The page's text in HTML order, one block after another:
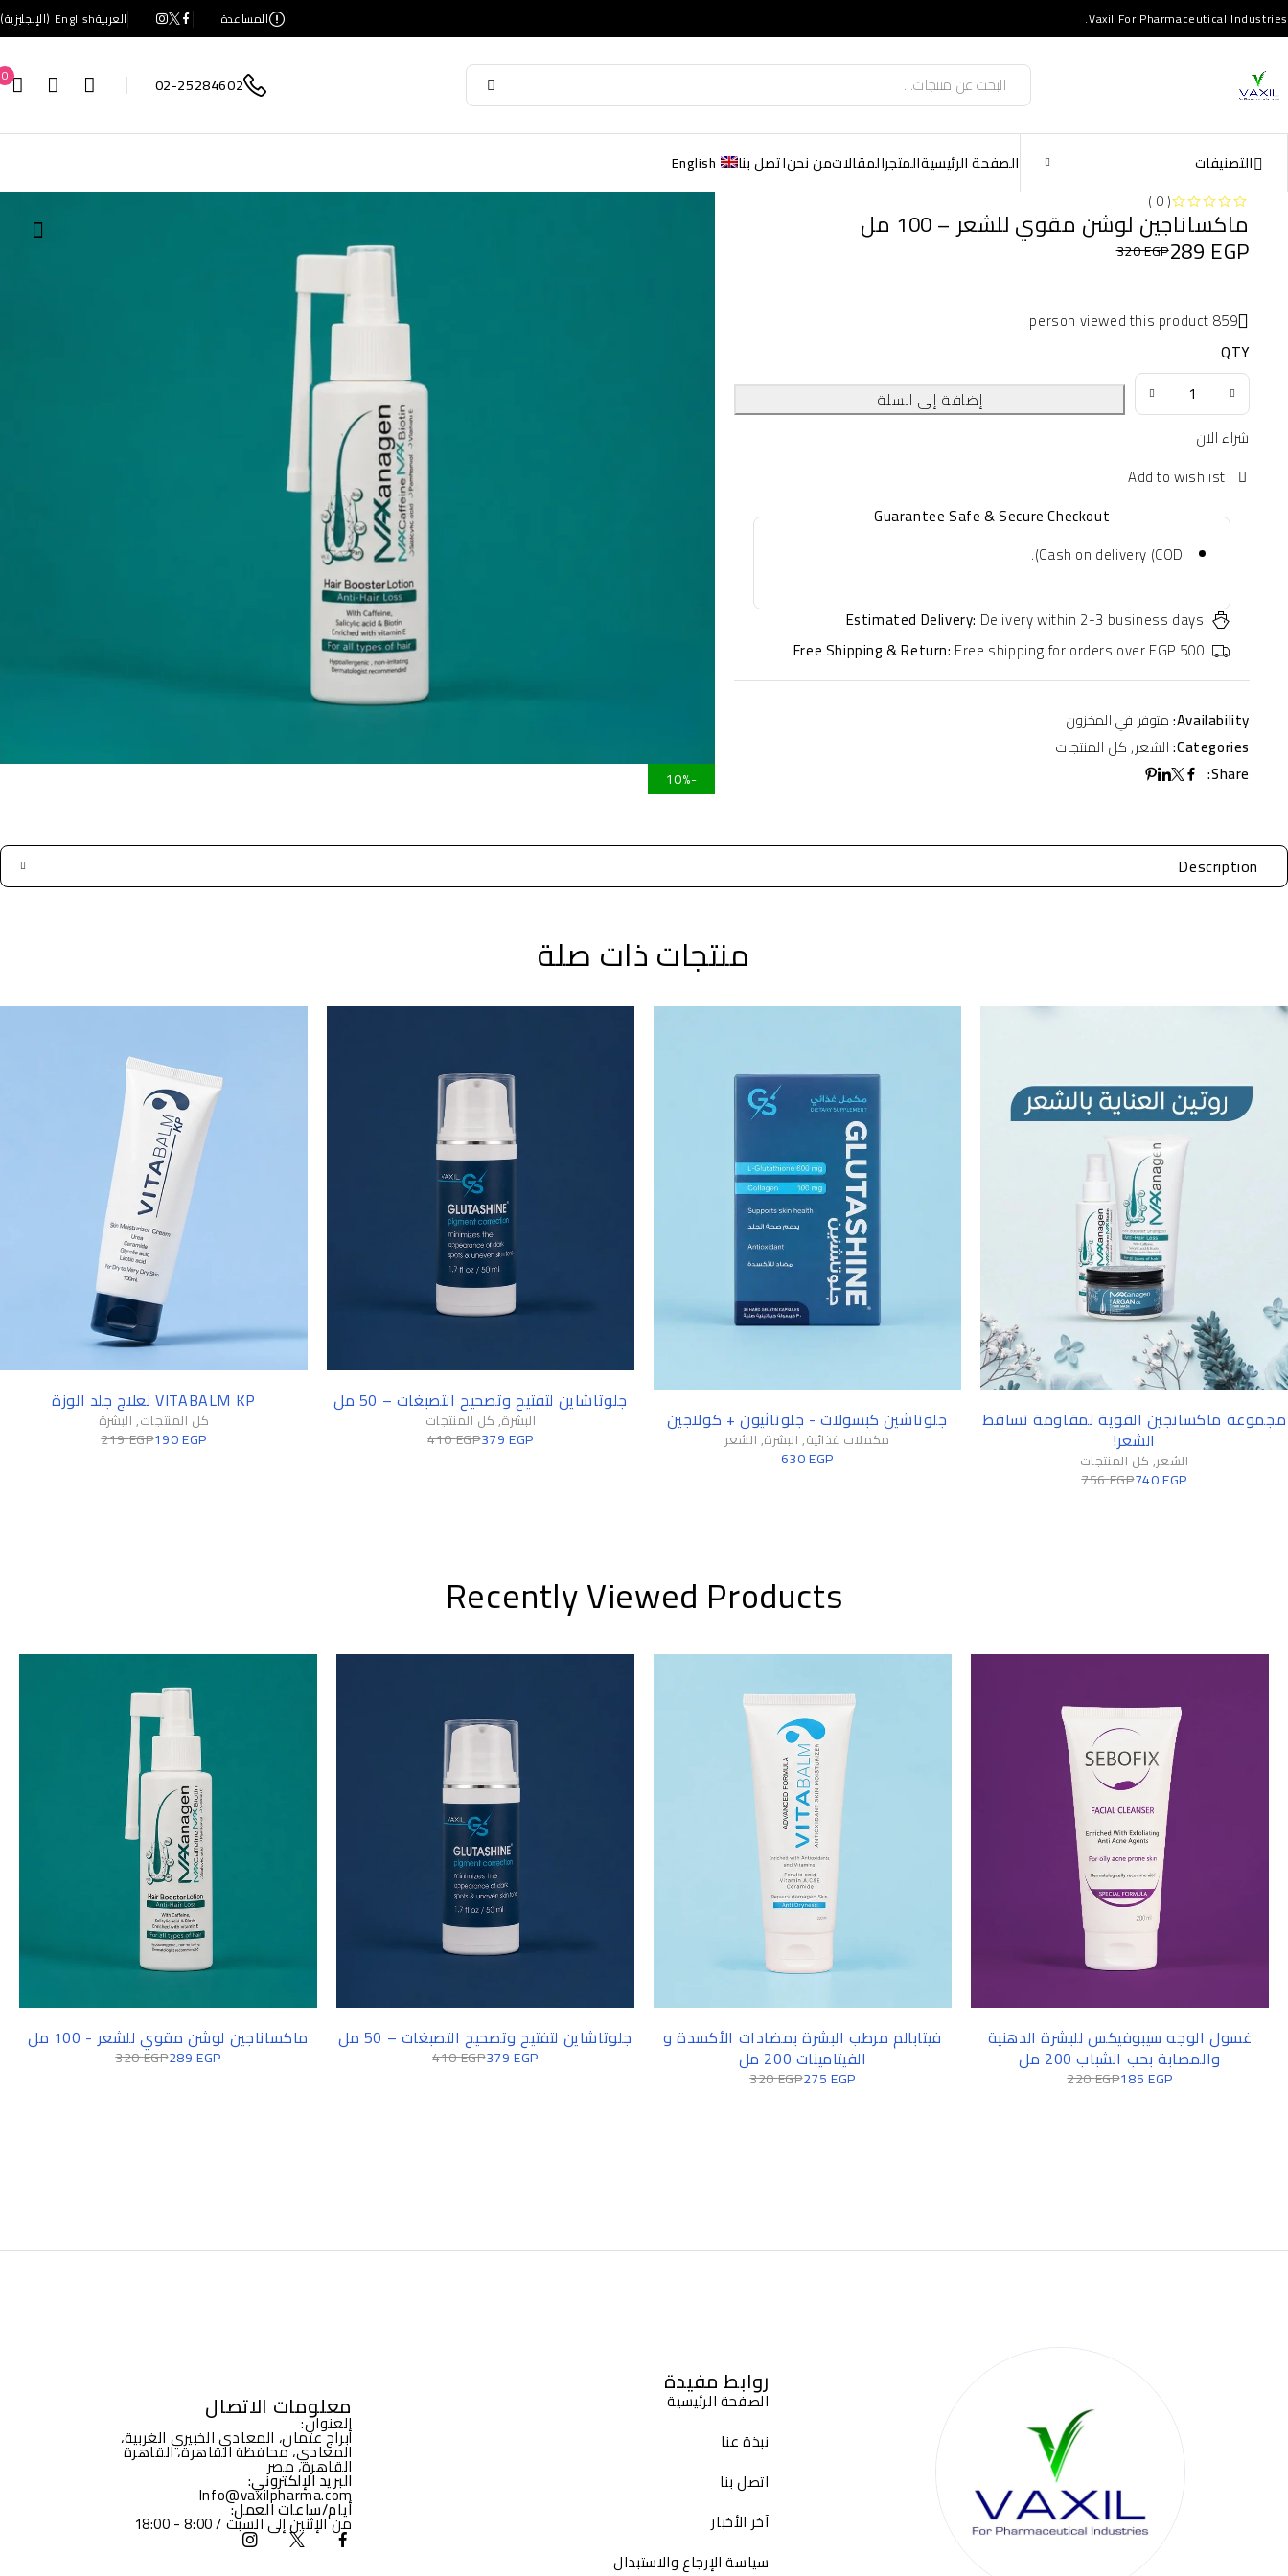
Vaxil For Pharmaceutical Industries. المساعدة العربيةEnglish
(الإنجليزية)
02-25284602
0
التصنيفات الصفحة الرئيسيةالمتجرالمقالاتمن نحناتصل بنا English
-10%
( 0 )
ماكساناجين لوشن مقوي للشعر – 100 مل
320EGP289 EGP
859 person viewed this product
QTY
إضافة إلى السلة
شراء الان
Guarantee Safe & Secure Checkout
Cash on delivery (COD).
Estimated Delivery: Delivery within 2-3 business days
Free Shipping & Return: Free shipping for orders over EGP 500
Availability: متوفر في المخزون
Categories: الشعر,كل المنتجات
Share:
Description
منتجات ذات صلة
مجموعة ماكسانجين القوية لمقاومة تساقط
الشعر!
الشعر, كل المنتجات
756EGP740EGP
جلوتاشين كبسولات - جلوتاثيون + كولاجين
مكملات غذائية, البشرة, الشعر
630EGP
جلوتاشاين لتفتيح وتصحيح التصبغات – 50 مل
البشرة, كل المنتجات
410EGP379EGP
VITABALM KP لعلاج جلد الوزة
كل المنتجات, البشرة
219EGP190EGP
Recently Viewed Products
غسول الوجه سيبوفيكس للبشرة الدهنية
والمصابة بحب الشباب 200 مل
220EGP185EGP
فيتابالم مرطب البشرة بمضادات الأكسدة و
الفيتامينات 200 مل
320EGP275EGP
جلوتاشاين لتفتيح وتصحيح التصبغات – 50 مل
410EGP379EGP
ماكساناجين لوشن مقوي للشعر - 100 مل
320EGP289EGP
روابط مفيدة
الصفحة الرئيسية
نبذة عنا
اتصل بنا
آخر الأخبار
سياسة الإرجاع والاستبدال
معلومات الاتصال
العنوان:
أبراج عثمان، المعادي الخبيري الغربية،
المعادي، محافظة القاهرة، القاهرة
القاهرة، مصر
البريد الإلكتروني:
Info@vaxilpharma.com
أيام/ساعات العمل:
من الإثنين إلى السبت / 8:00 - 18:00